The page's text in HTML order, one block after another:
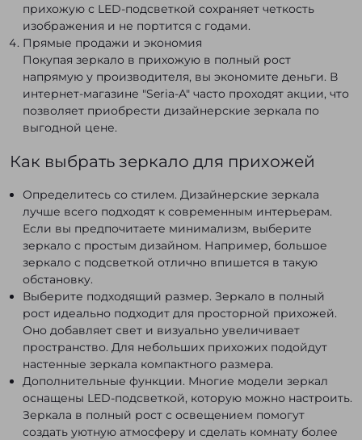
прихожую с LED-подсветкой сохраняет четкость
изображения и не портится с годами.
Прямые продажи и экономия
Покупая зеркало в прихожую в полный рост
напрямую у производителя, вы экономите деньги. В
интернет-магазине "Seria-A" часто проходят акции, что
позволяет приобрести дизайнерские зеркала по
выгодной цене.
Как выбрать зеркало для прихожей
Определитесь со стилем. Дизайнерские зеркала
лучше всего подходят к современным интерьерам.
Если вы предпочитаете минимализм, выберите
зеркало с простым дизайном. Например, большое
зеркало с подсветкой отлично впишется в такую
обстановку.
Выберите подходящий размер. Зеркало в полный
рост идеально подходит для просторной прихожей.
Оно добавляет свет и визуально увеличивает
пространство. Для небольших прихожих подойдут
настенные зеркала компактного размера.
Дополнительные функции. Многие модели зеркал
оснащены LED-подсветкой, которую можно настроить.
Зеркала в полный рост с освещением помогут
создать уютную атмосферу и сделать комнату более